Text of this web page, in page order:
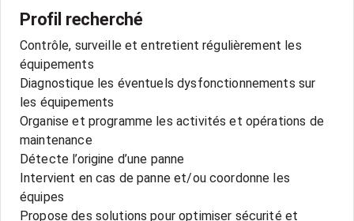
Profil recherché
Contrôle, surveille et entretient régulièrement les
équipements
Diagnostique les éventuels dysfonctionnements sur
les équipements
Organise et programme les activités et opérations de
maintenance
Détecte l’origine d’une panne
Intervient en cas de panne et/ou coordonne les
équipes
Propose des solutions pour optimiser sécurité et